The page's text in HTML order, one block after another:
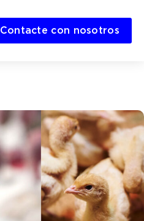
Contacte con nosotros